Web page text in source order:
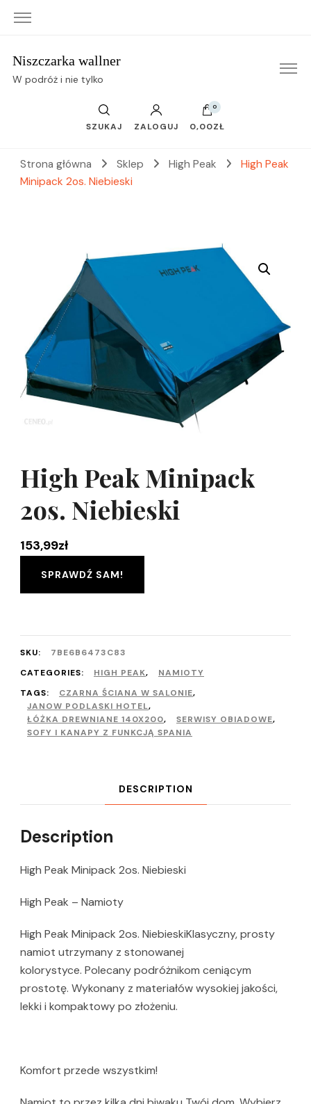
Niszczarka wallner
W podróż i nie tylko
SZUKAJ ZALOGUJ
0
0,00ZŁ
Strona główna Sklep High Peak
High Peak
Minipack 2os. Niebieski
High Peak Minipack
2os. Niebieski
153,99zł
SPRAWDŹ SAM!
SKU:
7BE6B6473C83
CATEGORIES:
HIGH PEAK,
NAMIOTY
TAGS:
CZARNA ŚCIANA W SALONIE,
JANOW PODLASKI HOTEL,
ŁÓŻKA DREWNIANE 140X200, SERWISY OBIADOWE,
SOFY I KANAPY Z FUNKCJĄ SPANIA
DESCRIPTION
Description
High Peak Minipack 2os. Niebieski
High Peak – Namioty
High Peak Minipack 2os. NiebieskiKlasyczny, prosty
namiot utrzymany z stonowanej
kolorystyce. Polecany podróżnikom ceniącym
prostotę. Wykonany z materiałów wysokiej jakości,
lekki i kompaktowy po złożeniu.
Komfort przede wszystkim!